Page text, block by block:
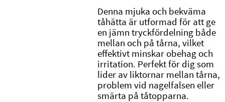
Denna mjuka och bekväma
tåhätta är utformad för att ge
en jämn tryckfördelning både
mellan och på tårna, vilket
effektivt minskar obehag och
irritation. Perfekt för dig som
lider av liktornar mellan tårna,
problem vid nagelfalsen eller
smärta på tåtopparna.